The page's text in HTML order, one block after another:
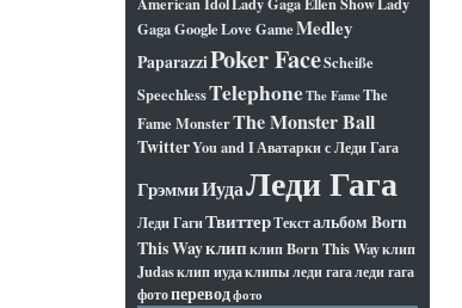
Gaga GoogleLove GameMedley
PaparazziPoker FaceScheiße
SpeechlessTelephoneThe FameThe
Fame MonsterThe Monster Ball
TwitterYou and IАватарки с Леди Гага
ГрэммиИудаЛеди Гага
Леди ГагиТвиттерТекстальбом Born
This Wayклипклип Born This Wayклип
Judasклип иудаклипы леди гагаледи гага
фотопереводфото